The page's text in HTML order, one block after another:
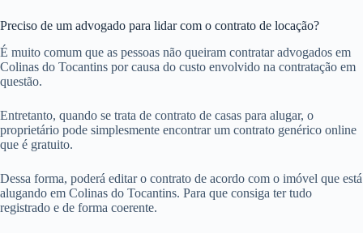
Preciso de um advogado para lidar com o contrato de locação?
É muito comum que as pessoas não queiram contratar advogados em
Colinas do Tocantins por causa do custo envolvido na contratação em
questão.
Entretanto, quando se trata de contrato de casas para alugar, o
proprietário pode simplesmente encontrar um contrato genérico online
que é gratuito.
Dessa forma, poderá editar o contrato de acordo com o imóvel que está
alugando em Colinas do Tocantins. Para que consiga ter tudo
registrado e de forma coerente.